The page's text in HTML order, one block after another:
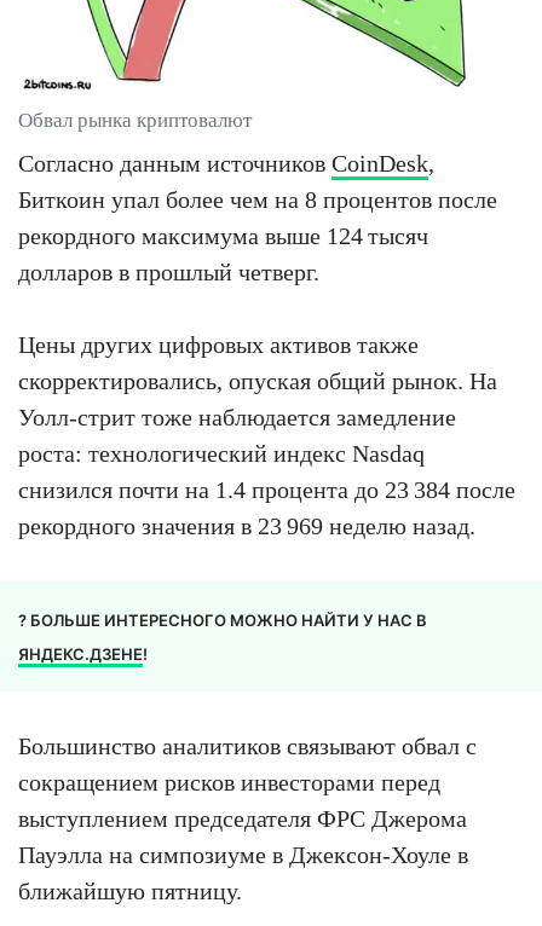
Обвал рынка криптовалют
Согласно данным источников CoinDesk,
Биткоин упал более чем на 8 процентов после
рекордного максимума выше 124 тысяч
долларов в прошлый четверг.
Цены других цифровых активов также
скорректировались, опуская общий рынок. На
Уолл-стрит тоже наблюдается замедление
роста: технологический индекс Nasdaq
снизился почти на 1.4 процента до 23 384 после
рекордного значения в 23 969 неделю назад.
? БОЛЬШЕ ИНТЕРЕСНОГО МОЖНО НАЙТИ У НАС В
ЯНДЕКС.ДЗЕНЕ!
Большинство аналитиков связывают обвал с
сокращением рисков инвесторами перед
выступлением председателя ФРС Джерома
Пауэлла на симпозиуме в Джексон-Хоуле в
ближайшую пятницу.